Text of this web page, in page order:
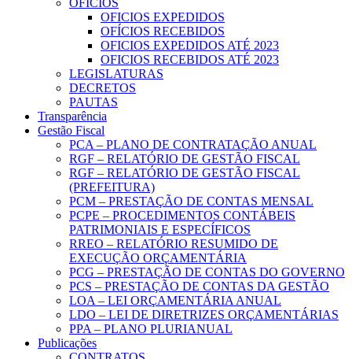
OFICIOS
OFICIOS EXPEDIDOS
OFÍCIOS RECEBIDOS
OFICIOS EXPEDIDOS ATÉ 2023
OFICIOS RECEBIDOS ATÉ 2023
LEGISLATURAS
DECRETOS
PAUTAS
Transparência
Gestão Fiscal
PCA – PLANO DE CONTRATAÇÃO ANUAL
RGF – RELATÓRIO DE GESTÃO FISCAL
RGF – RELATÓRIO DE GESTÃO FISCAL
(PREFEITURA)
PCM – PRESTAÇÃO DE CONTAS MENSAL
PCPE – PROCEDIMENTOS CONTÁBEIS
PATRIMONIAIS E ESPECÍFICOS
RREO – RELATÓRIO RESUMIDO DE
EXECUÇÃO ORÇAMENTÁRIA
PCG – PRESTAÇÃO DE CONTAS DO GOVERNO
PCS – PRESTAÇÃO DE CONTAS DA GESTÃO
LOA – LEI ORÇAMENTÁRIA ANUAL
LDO – LEI DE DIRETRIZES ORÇAMENTÁRIAS
PPA – PLANO PLURIANUAL
Publicações